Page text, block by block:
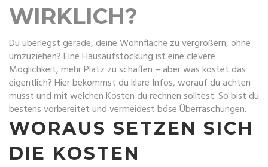
WIRKLICH?
Du überlegst gerade, deine Wohnfläche zu vergrößern, ohne
umzuziehen? Eine Hausaufstockung ist eine clevere
Möglichkeit, mehr Platz zu schaffen – aber was kostet das
eigentlich? Hier bekommst du klare Infos, worauf du achten
musst und mit welchen Kosten du rechnen solltest. So bist du
bestens vorbereitet und vermeidest böse Überraschungen.
WORAUS SETZEN SICH
DIE KOSTEN